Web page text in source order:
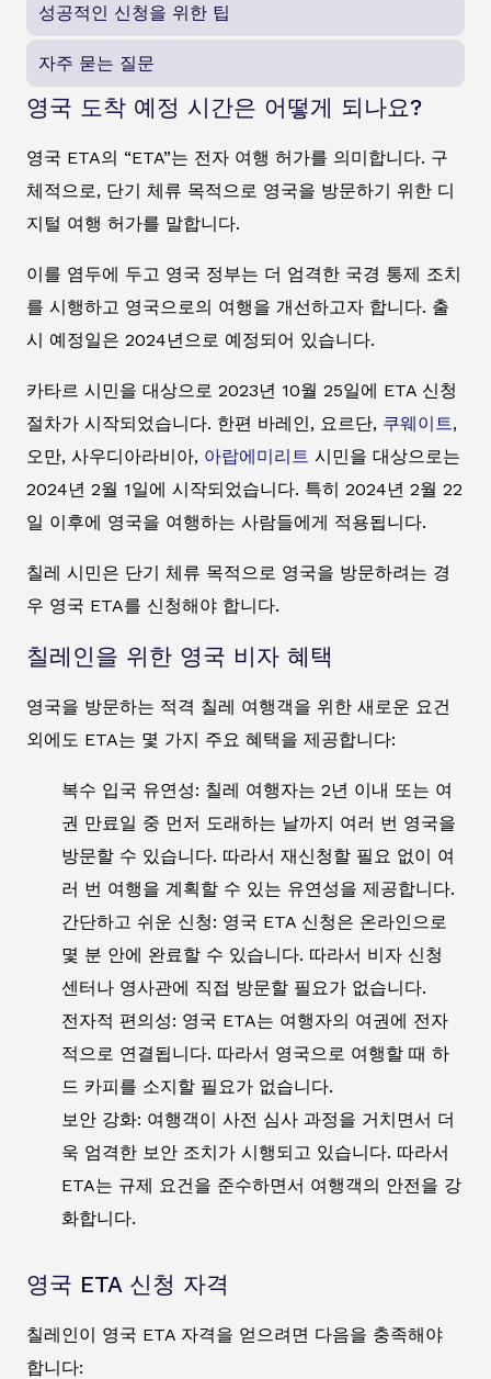
성공적인 신청을 위한 팁
자주 묻는 질문
영국 도착 예정 시간은 어떻게 되나요?
영국 ETA의 “ETA”는 전자 여행 허가를 의미합니다. 구
체적으로, 단기 체류 목적으로 영국을 방문하기 위한 디
지털 여행 허가를 말합니다.
이를 염두에 두고 영국 정부는 더 엄격한 국경 통제 조치
를 시행하고 영국으로의 여행을 개선하고자 합니다. 출
시 예정일은 2024년으로 예정되어 있습니다.
카타르 시민을 대상으로 2023년 10월 25일에 ETA 신청
절차가 시작되었습니다. 한편 바레인, 요르단, 쿠웨이트,
오만, 사우디아라비아, 아랍에미리트 시민을 대상으로는
2024년 2월 1일에 시작되었습니다. 특히 2024년 2월 22
일 이후에 영국을 여행하는 사람들에게 적용됩니다.
칠레 시민은 단기 체류 목적으로 영국을 방문하려는 경
우 영국 ETA를 신청해야 합니다.
칠레인을 위한 영국 비자 혜택
영국을 방문하는 적격 칠레 여행객을 위한 새로운 요건
외에도 ETA는 몇 가지 주요 혜택을 제공합니다:
복수 입국 유연성: 칠레 여행자는 2년 이내 또는 여
권 만료일 중 먼저 도래하는 날까지 여러 번 영국을
방문할 수 있습니다. 따라서 재신청할 필요 없이 여
러 번 여행을 계획할 수 있는 유연성을 제공합니다.
간단하고 쉬운 신청: 영국 ETA 신청은 온라인으로
몇 분 안에 완료할 수 있습니다. 따라서 비자 신청
센터나 영사관에 직접 방문할 필요가 없습니다.
전자적 편의성: 영국 ETA는 여행자의 여권에 전자
적으로 연결됩니다. 따라서 영국으로 여행할 때 하
드 카피를 소지할 필요가 없습니다.
보안 강화: 여행객이 사전 심사 과정을 거치면서 더
욱 엄격한 보안 조치가 시행되고 있습니다. 따라서
ETA는 규제 요건을 준수하면서 여행객의 안전을 강
화합니다.
영국 ETA 신청 자격
칠레인이 영국 ETA 자격을 얻으려면 다음을 충족해야
합니다: